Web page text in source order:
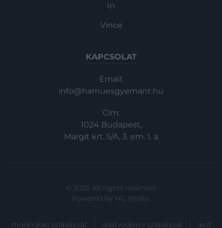
In
Vince
KAPCSOLAT
Email:
info@hamuesgyemant.hu
Cím:
1024 Budapest,
Margit krt. 5/A, 3. em. 1. a
© 2025 All rights reserved.
Powered by HG Media
moderálási szabályzat adatvédelmi szabályzat ászf